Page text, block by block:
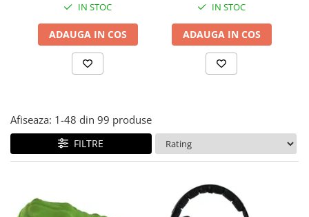
Stickere decorative
Covorase de joaca
Siguranta animale companie
Carduri Cadou
Produse Sub 50 Lei
IN STOC
ADAUGA IN COS
IN STOC
ADAUGA IN COS
Afiseaza: 1-48 din 99 produse
FILTRE